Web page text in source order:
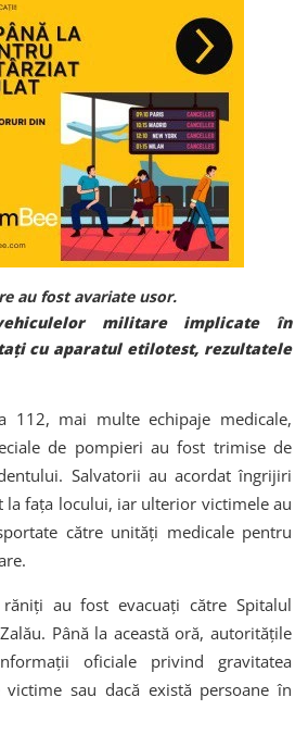
au fost avariate usor.
militare implicate în
cu aparatul etilotest, rezultatele
112, mai multe echipaje medicale,
de pompieri au fost trimise de
Salvatorii au acordat îngrijiri
faţa locului, iar ulterior victimele au
către unităţi medicale pentru
au fost evacuaţi către Spitalul
Până la această oră, autorităţile
oficiale privind gravitatea
sau dacă există persoane în